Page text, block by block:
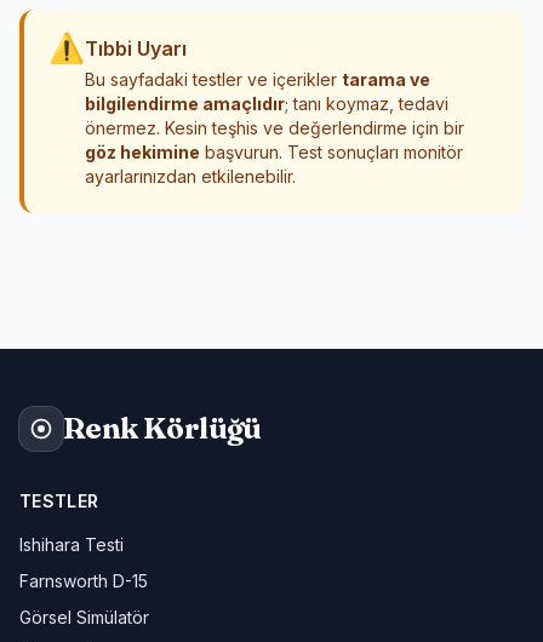
⚠ Tıbbi Uyarı
Bu sayfadaki testler ve içerikler tarama ve
bilgilendirme amaçlıdır; tanı koymaz, tedavi
önermez. Kesin teşhis ve değerlendirme için bir
göz hekimine başvurun. Test sonuçları monitör
ayarlarınızdan etkilenebilir.
Renk Körlüğü
TESTLER
Ishihara Testi
Farnsworth D-15
Görsel Simülatör